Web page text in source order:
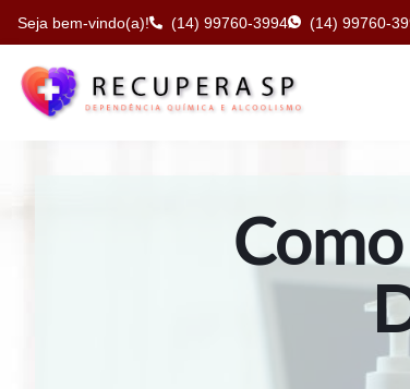
Seja bem-vindo(a)! (14) 99760-3994 (14) 99760-